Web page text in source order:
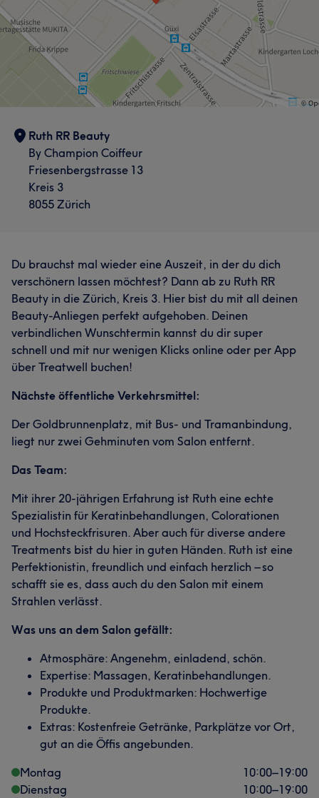
Ruth RR Beauty
By Champion Coiffeur
Friesenbergstrasse 13
Kreis 3
8055 Zürich
Du brauchst mal wieder eine Auszeit, in der du dich
verschönern lassen möchtest? Dann ab zu Ruth RR
Beauty in die Zürich, Kreis 3. Hier bist du mit all deinen
Beauty-Anliegen perfekt aufgehoben. Deinen
verbindlichen Wunschtermin kannst du dir super
schnell und mit nur wenigen Klicks online oder per App
über Treatwell buchen!
Nächste öffentliche Verkehrsmittel:
Der Goldbrunnenplatz, mit Bus- und Tramanbindung,
liegt nur zwei Gehminuten vom Salon entfernt.
Das Team:
Mit ihrer 20-jährigen Erfahrung ist Ruth eine echte
Spezialistin für Keratinbehandlungen, Colorationen
und Hochsteckfrisuren. Aber auch für diverse andere
Treatments bist du hier in guten Händen. Ruth ist eine
Perfektionistin, freundlich und einfach herzlich – so
schafft sie es, dass auch du den Salon mit einem
Strahlen verlässt.
Was uns an dem Salon gefällt:
Atmosphäre: Angenehm, einladend, schön.
Expertise: Massagen, Keratinbehandlungen.
Produkte und Produktmarken: Hochwertige
Produkte.
Extras: Kostenfreie Getränke, Parkplätze vor Ort,
gut an die Öffis angebunden.
Montag
10:00–19:00
Dienstag
10:00–19:00